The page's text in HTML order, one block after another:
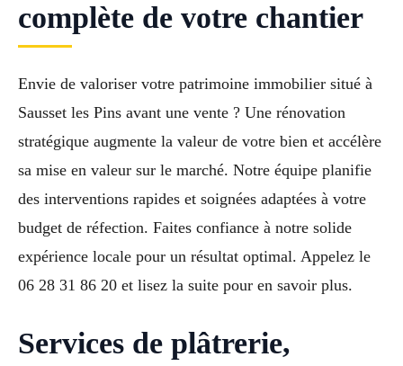
complète de votre chantier
Envie de valoriser votre patrimoine immobilier situé à
Sausset les Pins avant une vente ? Une rénovation
stratégique augmente la valeur de votre bien et accélère
sa mise en valeur sur le marché. Notre équipe planifie
des interventions rapides et soignées adaptées à votre
budget de réfection. Faites confiance à notre solide
expérience locale pour un résultat optimal. Appelez le
06 28 31 86 20 et lisez la suite pour en savoir plus.
Services de plâtrerie,